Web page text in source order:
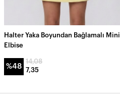
Halter Yaka Boyundan Bağlamalı Mini
Elbise
%48
14,08
7,35